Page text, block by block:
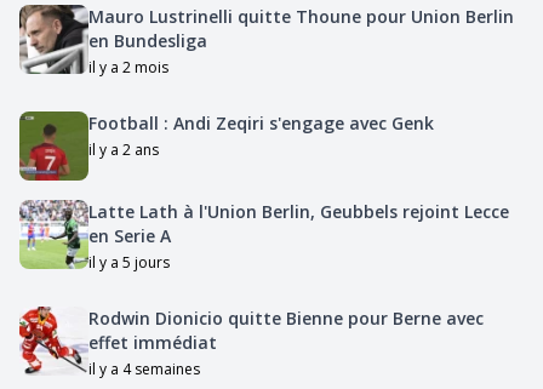
Mauro Lustrinelli quitte Thoune pour Union Berlin
en Bundesliga
il y a 2 mois
Football : Andi Zeqiri s'engage avec Genk
il y a 2 ans
Latte Lath à l'Union Berlin, Geubbels rejoint Lecce
en Serie A
il y a 5 jours
Rodwin Dionicio quitte Bienne pour Berne avec
effet immédiat
il y a 4 semaines